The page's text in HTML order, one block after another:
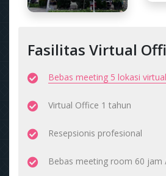
Fasilitas Virtual
Bebas meeting 5 lokasi
Virtual Office 1 tahun
Resepsionis profesional
Bebas meeting room 60 jam